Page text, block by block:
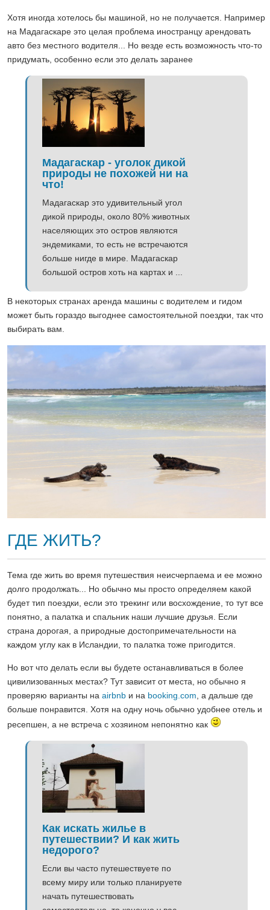
Хотя иногда хотелось бы машиной, но не получается. Например
на Мадагаскаре это целая проблема иностранцу арендовать
авто без местного водителя... Но везде есть возможность что-то
придумать, особенно если это делать заранее
Мадагаскар - уголок дикой
природы не похожей ни на
что!
Мадагаскар это удивительный угол
дикой природы, около 80% животных
населяющих это остров являются
эндемиками, то есть не встречаются
больше нигде в мире. Мадагаскар
большой остров хоть на картах и ...
В некоторых странах аренда машины с водителем и гидом
может быть гораздо выгоднее самостоятельной поездки, так что
выбирать вам.
ГДЕ ЖИТЬ?
Тема где жить во время путешествия неисчерпаема и ее можно
долго продолжать... Но обычно мы просто определяем какой
будет тип поездки, если это трекинг или восхождение, то тут все
понятно, а палатка и спальник наши лучшие друзья. Если
страна дорогая, а природные достопримечательности на
каждом углу как в Исландии, то палатка тоже пригодится.
Но вот что делать если вы будете останавливаться в более
цивилизованных местах? Тут зависит от места, но обычно я
проверяю варианты на airbnb и на booking.com, а дальше где
больше понравится. Хотя на одну ночь обычно удобнее отель и
ресепшен, а не встреча с хозяином непонятно как
Как искать жилье в
путешествии? И как жить
недорого?
Если вы часто путешествуете по
всему миру или только планируете
начать путешествовать